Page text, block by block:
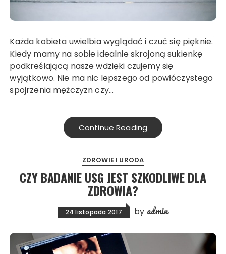
Każda kobieta uwielbia wyglądać i czuć się pięknie.
Kiedy mamy na sobie idealnie skrojoną sukienkę
podkreślającą nasze wdzięki czujemy się
wyjątkowo. Nie ma nic lepszego od powłóczystego
spojrzenia mężczyzn czy…
Continue Reading
ZDROWIE I URODA
CZY BADANIE USG JEST SZKODLIWE DLA
ZDROWIA?
24 listopada 2017 by admin